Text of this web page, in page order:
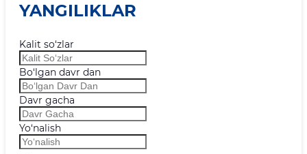
YANGILIKLAR
Kalit so‘zlar
Bo‘lgan davr dan
Davr gacha
Yo‘nalish